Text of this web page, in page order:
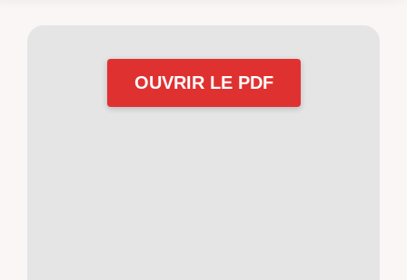
OUVRIR LE PDF